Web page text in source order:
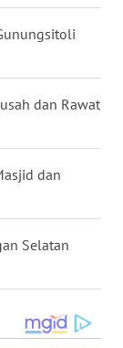
dan Rawat
dan
Selatan